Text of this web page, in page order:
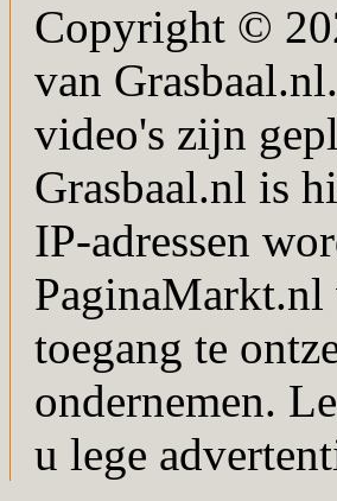
Copyright ©
van
video's zijn
Grasbaal.nl is
IP-adressen
PaginaMarkt.nl
toegang te
ondernemen.
u lege